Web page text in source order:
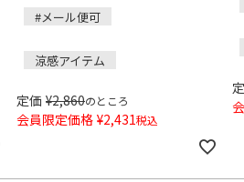
#メール便可
涼感アイテム
定価 ¥2,860のところ
会員限定価格 ¥2,431税込